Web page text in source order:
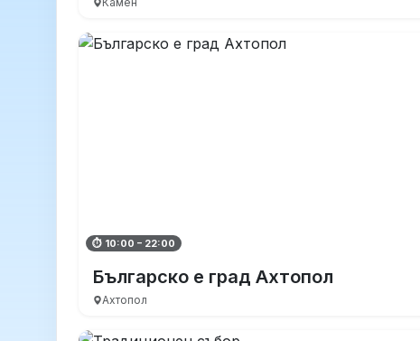
⏱ 10:00 – 22:00
Българско е град Ахтопол
Ахтопол